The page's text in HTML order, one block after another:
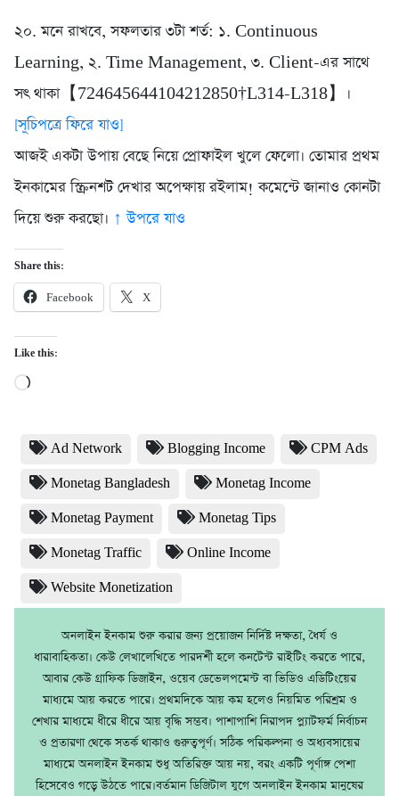
২০. মনে রাখবে, সফলতার ৩টা শর্ত: ১. Continuous
Learning, ২. Time Management, ৩. Client-এর সাথে
সৎ থাকা【724645644104212850†L314-L318】।
[সূচিপত্রে ফিরে যাও]
আজই একটা উপায় বেছে নিয়ে প্রোফাইল খুলে ফেলো। তোমার প্রথম
ইনকামের স্ক্রিনশট দেখার অপেক্ষায় রইলাম! কমেন্টে জানাও কোনটা
দিয়ে শুরু করছো। ↑ উপরে যাও
Share this:
Facebook X
Like this:
Loading…
Ad Network Blogging Income CPM Ads
Monetag Bangladesh Monetag Income
Monetag Payment Monetag Tips
Monetag Traffic Online Income
Website Monetization
অনলাইন ইনকাম শুরু করার জন্য প্রয়োজন নির্দিষ্ট দক্ষতা, ধৈর্য ও
ধারাবাহিকতা। কেউ লেখালেখিতে পারদর্শী হলে কনটেন্ট রাইটিং করতে পারে,
আবার কেউ গ্রাফিক ডিজাইন, ওয়েব ডেভেলপমেন্ট বা ভিডিও এডিটিংয়ের
মাধ্যমে আয় করতে পারে। প্রথমদিকে আয় কম হলেও নিয়মিত পরিশ্রম ও
শেখার মাধ্যমে ধীরে ধীরে আয় বৃদ্ধি সম্ভব। পাশাপাশি নিরাপদ প্ল্যাটফর্ম নির্বাচন
ও প্রতারণা থেকে সতর্ক থাকাও গুরুত্বপূর্ণ। সঠিক পরিকল্পনা ও অধ্যবসায়ের
মাধ্যমে অনলাইন ইনকাম শুধু অতিরিক্ত আয় নয়, বরং একটি পূর্ণাঙ্গ পেশা
হিসেবেও গড়ে উঠতে পারে।বর্তমান ডিজিটাল যুগে অনলাইন ইনকাম মানুষের